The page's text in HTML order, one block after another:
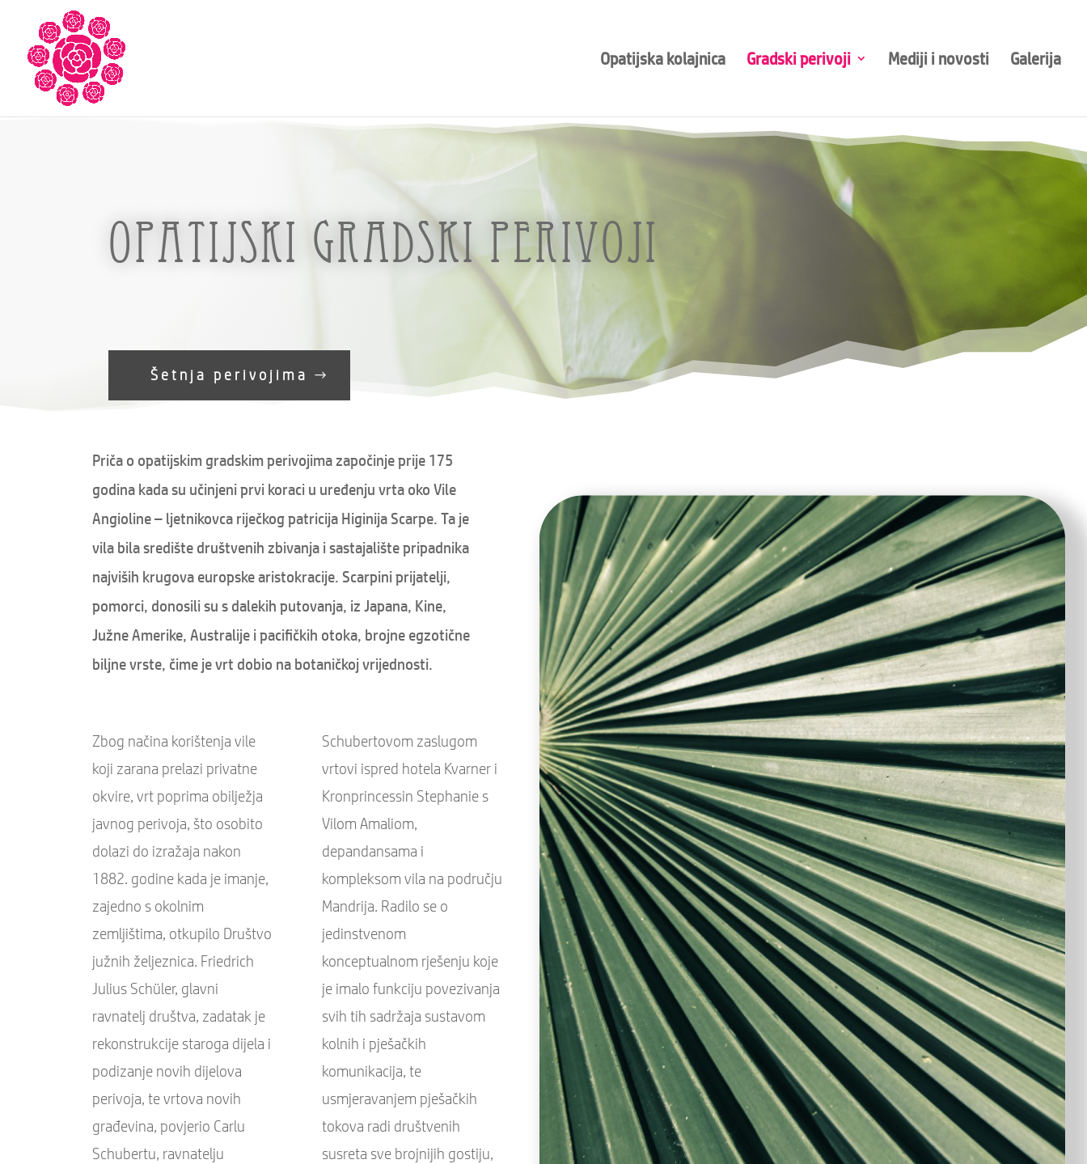
Opatijska kolajnica Gradski perivoji Mediji i novosti Galerija
Opatijski gradski perivoji
Šetnja perivojima
Priča o opatijskim gradskim perivojima započinje prije 175
godina kada su učinjeni prvi koraci u uređenju vrta oko Vile
Angioline – ljetnikovca riječkog patricija Higinija Scarpe. Ta je
vila bila središte društvenih zbivanja i sastajalište pripadnika
najviših krugova europske aristokracije. Scarpini prijatelji,
pomorci, donosili su s dalekih putovanja, iz Japana, Kine,
Južne Amerike, Australije i pacifičkih otoka, brojne egzotične
biljne vrste, čime je vrt dobio na botaničkoj vrijednosti.
Zbog načina korištenja vile
koji zarana prelazi privatne
okvire, vrt poprima obilježja
javnog perivoja, što osobito
dolazi do izražaja nakon
1882. godine kada je imanje,
zajedno s okolnim
zemljištima, otkupilo Društvo
južnih željeznica. Friedrich
Julius Schüler, glavni
ravnatelj društva, zadatak je
rekonstrukcije staroga dijela i
podizanje novih dijelova
perivoja, te vrtova novih
građevina, povjerio Carlu
Schubertu, ravnatelju
Schubertovom zaslugom
vrtovi ispred hotela Kvarner i
Kronprincessin Stephanie s
Vilom Amaliom,
depandansama i
kompleksom vila na području
Mandrija. Radilo se o
jedinstvenom
konceptualnom rješenju koje
je imalo funkciju povezivanja
svih tih sadržaja sustavom
kolnih i pješačkih
komunikacija, te
usmjeravanjem pješačkih
tokova radi društvenih
susreta sve brojnijih gostiju,